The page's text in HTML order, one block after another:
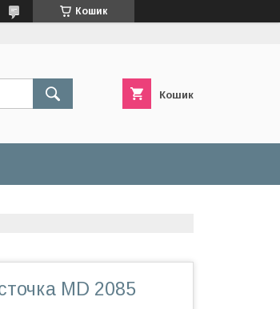
Кошик
Кошик
MD 2085